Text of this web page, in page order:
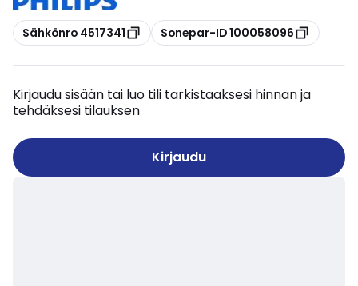
Kopioi
Sähkönro 4517341 Kopioi
Sonepar-ID 100058096
Kirjaudu sisään tai luo tili tarkistaaksesi hinnan ja
tehdäksesi tilauksen
Kirjaudu